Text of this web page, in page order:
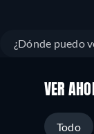
¿Dónde puedo
VER
Todo